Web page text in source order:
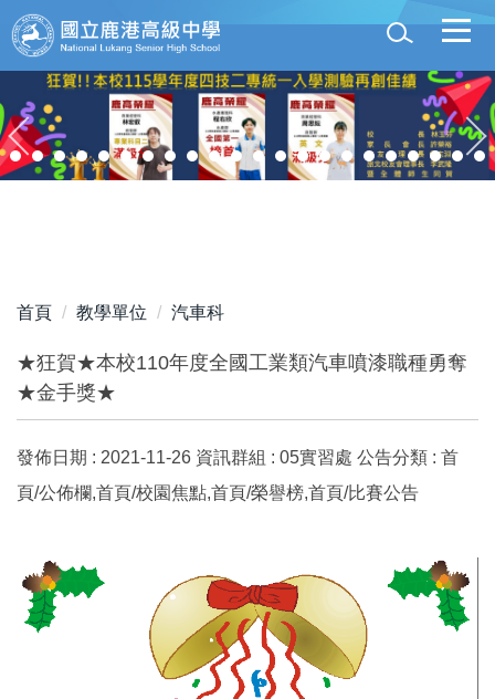
跳
到
主
內
容
區
首頁 教學單位 汽車科
★狂賀★本校110年度全國工業類汽車噴漆職種勇奪
★金手獎★
發佈日期 : 2021-11-26 資訊群組 : 05實習處 公告分類 : 首
頁/公佈欄,首頁/校園焦點,首頁/榮譽榜,首頁/比賽公告